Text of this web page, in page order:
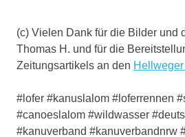
(c) Vielen Dank für die Bilder und
Thomas H. und für die
Zeitungsartikels an den
#lofer #kanuslalom #loferrennen
#canoeslalom #wildwasser
#kanuverband #kanuverbandnrw